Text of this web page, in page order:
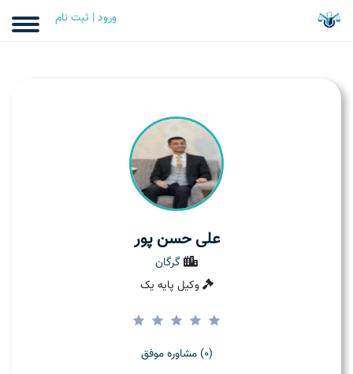
ورود | ثبت نام
علی حسن پور
گرگان
وکیل پایه یک
(0) مشاوره موفق